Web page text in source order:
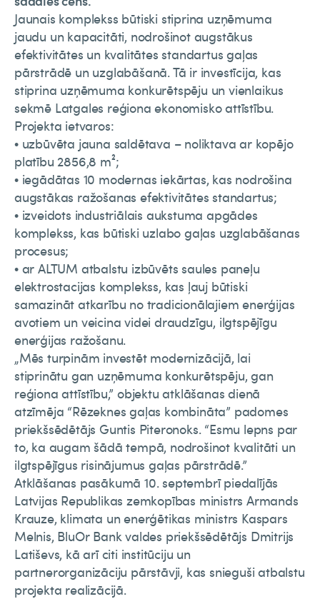
Jaunais komplekss būtiski stiprina uzņēmuma
jaudu un kapacitāti, nodrošinot augstākus
efektivitātes un kvalitātes standartus gaļas
pārstrādē un uzglabāšanā. Tā ir investīcija, kas
stiprina uzņēmuma konkurētspēju un vienlaikus
sekmē Latgales reģiona ekonomisko attīstību.
Projekta ietvaros:
• uzbūvēta jauna saldētava – noliktava ar kopējo
platību 2856,8 m²;
• iegādātas 10 modernas iekārtas, kas nodrošina
augstākas ražošanas efektivitātes standartus;
• izveidots industriālais aukstuma apgādes
komplekss, kas būtiski uzlabo gaļas uzglabāšanas
procesus;
• ar ALTUM atbalstu izbūvēts saules paneļu
elektrostacijas komplekss, kas ļauj būtiski
samazināt atkarību no tradicionālajiem enerģijas
avotiem un veicina videi draudzīgu, ilgtspējīgu
enerģijas ražošanu.
„Mēs turpinām investēt modernizācijā, lai
stiprinātu gan uzņēmuma konkurētspēju, gan
reģiona attīstību,” objektu atklāšanas dienā
atzīmēja “Rēzeknes gaļas kombināta” padomes
priekšsēdētājs Guntis Piteronoks. “Esmu lepns par
to, ka augam šādā tempā, nodrošinot kvalitāti un
ilgtspējīgus risinājumus gaļas pārstrādē.”
Atklāšanas pasākumā 10. septembrī piedalījās
Latvijas Republikas zemkopības ministrs Armands
Krauze, klimata un enerģētikas ministrs Kaspars
Melnis, BluOr Bank valdes priekšsēdētājs Dmitrijs
Latiševs, kā arī citi institūciju un
partnerorganizāciju pārstāvji, kas snieguši atbalstu
projekta realizācijā.